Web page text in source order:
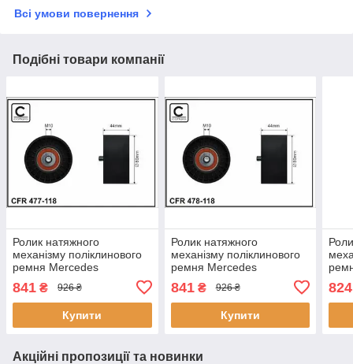
Всі умови повернення
Подібні товари компанії
Ролик натяжного
механізму поліклинового
ремня Mercedes
Actros/MP2/MP3, Neoplan
Skyliner/Starliner
OM541.920-OM542.969
841 ₴ 926 ₴
Купити
Ролик натяжного
механізму поліклинового
ремня Mercedes
OM541.920-OM542.962
04.96- 80x10x44 478118
CAFFARO
841₴ 926 ₴
Купити
824
Акційні пропозиції та новинки